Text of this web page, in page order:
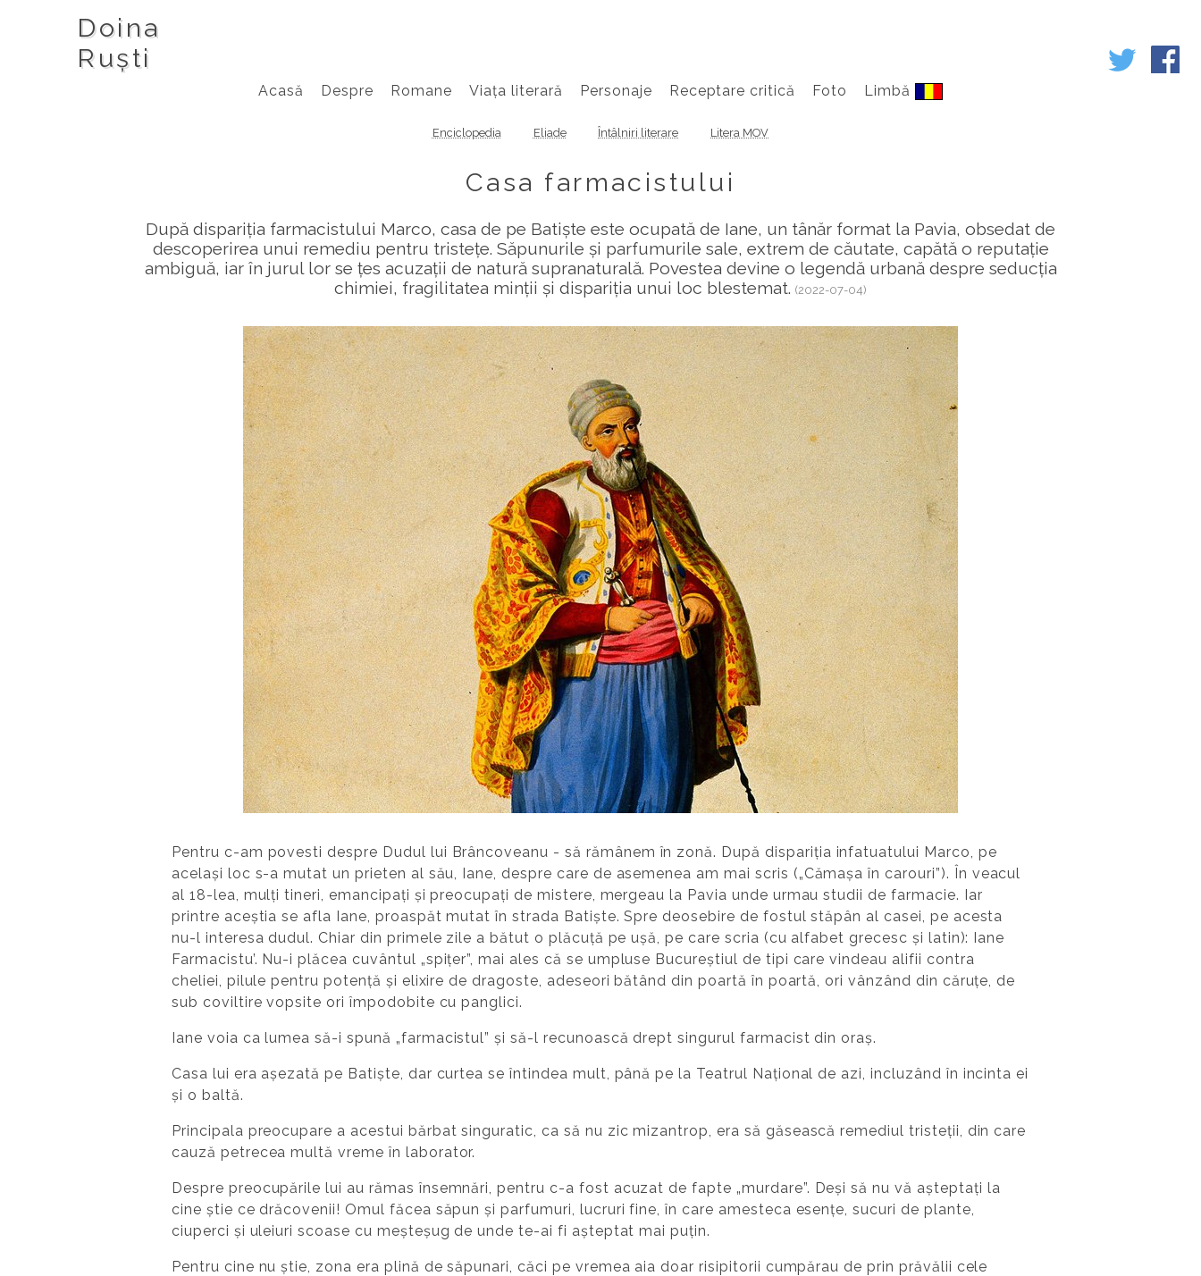
Doina
Ruști
Acasă Despre Romane Viața literară Personaje Receptare critică Foto Limbă
Enciclopedia Eliade Întâlniri literare Litera MOV
Casa farmacistului
După dispariția farmacistului Marco, casa de pe Batiște este ocupată de Iane, un tânăr format la Pavia, obsedat de
descoperirea unui remediu pentru tristețe. Săpunurile și parfumurile sale, extrem de căutate, capătă o reputație
ambiguă, iar în jurul lor se țes acuzații de natură supranaturală. Povestea devine o legendă urbană despre seducția
chimiei, fragilitatea minții și dispariția unui loc blestemat. (2022-07-04)
Pentru c-am povesti despre Dudul lui Brâncoveanu - să rămânem în zonă. După dispariția infatuatului Marco, pe
același loc s-a mutat un prieten al său, Iane, despre care de asemenea am mai scris („Cămașa în carouri”). În veacul
al 18-lea, mulți tineri, emancipați și preocupați de mistere, mergeau la Pavia unde urmau studii de farmacie. Iar
printre aceștia se afla Iane, proaspăt mutat în strada Batiște. Spre deosebire de fostul stăpân al casei, pe acesta
nu-l interesa dudul. Chiar din primele zile a bătut o plăcuță pe ușă, pe care scria (cu alfabet grecesc și latin): Iane
Farmacistu’. Nu-i plăcea cuvântul „spițer”, mai ales că se umpluse Bucureștiul de tipi care vindeau alifii contra
cheliei, pilule pentru potență și elixire de dragoste, adeseori bătând din poartă în poartă, ori vânzând din căruțe, de
sub coviltire vopsite ori împodobite cu panglici.
Iane voia ca lumea să-i spună „farmacistul” și să-l recunoască drept singurul farmacist din oraș.
Casa lui era așezată pe Batiște, dar curtea se întindea mult, până pe la Teatrul Național de azi, incluzând în incinta ei
și o baltă.
Principala preocupare a acestui bărbat singuratic, ca să nu zic mizantrop, era să găsească remediul tristeții, din care
cauză petrecea multă vreme în laborator.
Despre preocupările lui au rămas însemnări, pentru c-a fost acuzat de fapte „murdare”. Deși să nu vă așteptați la
cine știe ce drăcovenii! Omul făcea săpun și parfumuri, lucruri fine, în care amesteca esențe, sucuri de plante,
ciuperci și uleiuri scoase cu meșteșug de unde te-ai fi așteptat mai puțin.
Pentru cine nu știe, zona era plină de săpunari, căci pe vremea aia doar risipitorii cumpărau de prin prăvălii cele